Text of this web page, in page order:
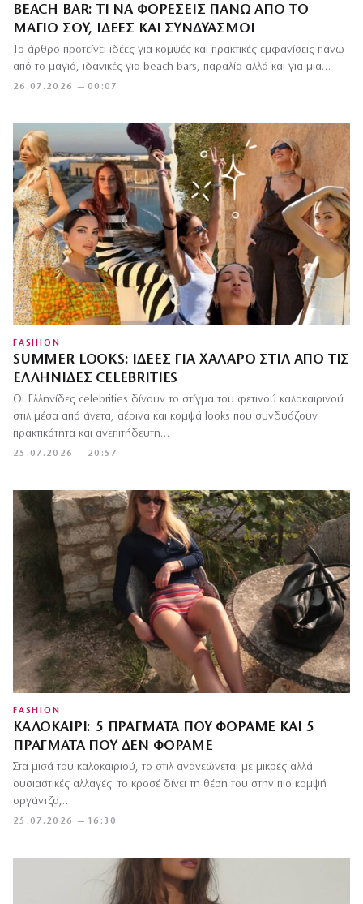
BEACH BAR: ΤΙ ΝΑ ΦΟΡΈΣΕΙΣ ΠΆΝΩ ΑΠΌ ΤΟ
ΜΑΓΙΌ ΣΟΥ, ΙΔΈΕΣ ΚΑΙ ΣΥΝΔΥΑΣΜΟΊ
26.07.2026 — 00:07
Το άρθρο προτείνει ιδέες για κομψές και πρακτικές εμφανίσεις πάνω
από το μαγιό, ιδανικές για beach bars, παραλία αλλά και για μια…
FASHION
SUMMER LOOKS: ΙΔΈΕΣ ΓΙΑ ΧΑΛΑΡΌ ΣΤΙΛ ΑΠΌ ΤΙΣ
ΕΛΛΗΝΊΔΕΣ CELEBRITIES
25.07.2026 — 20:57
Οι Ελληνίδες celebrities δίνουν το στίγμα του φετινού καλοκαιρινού
στιλ μέσα από άνετα, αέρινα και κομψά looks που συνδυάζουν
πρακτικότητα και ανεπιτήδευτη…
FASHION
ΚΑΛΟΚΑΊΡΙ: 5 ΠΡΆΓΜΑΤΑ ΠΟΥ ΦΟΡΆΜΕ ΚΑΙ 5
ΠΡΆΓΜΑΤΑ ΠΟΥ ΔΕΝ ΦΟΡΆΜΕ
25.07.2026 — 16:30
Στα μισά του καλοκαιριού, το στιλ ανανεώνεται με μικρές αλλά
ουσιαστικές αλλαγές: το κροσέ δίνει τη θέση του στην πιο κομψή
οργάντζα,…